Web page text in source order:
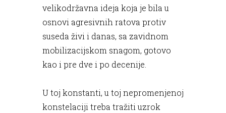
velikodržavna ideja koja je bila u
osnovi agresivnih ratova protiv
suseda živi i danas, sa zavidnom
mobilizacijskom snagom, gotovo
kao i pre dve i po decenije.
U toj konstanti, u toj nepromenjenoj
konstelaciji treba tražiti uzrok